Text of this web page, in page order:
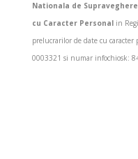
Nationala de
cu Caracter Personalin
prelucrarilor de date cu
0003321 si numar infochiosk: